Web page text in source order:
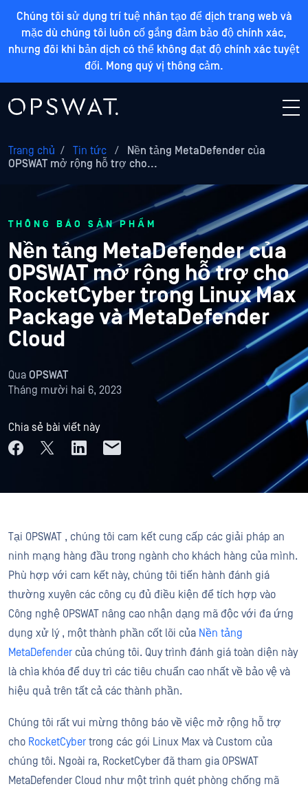
Chúng tôi sử dụng trí tuệ nhân tạo để dịch trang web và
mặc dù chúng tôi luôn cố gắng đảm bảo độ chính xác,
nhưng đôi khi bản dịch có thể không đạt độ chính xác tuyệt
đối. Mong quý vị thông cảm.
Trang chủ / Tin tức /
Nền tảng MetaDefender của
OPSWAT mở rộng hỗ trợ cho...
THÔNG BÁO SẢN PHẨM
Nền tảng MetaDefender của
OPSWAT mở rộng hỗ trợ cho
RocketCyber trong Linux Max
Package và MetaDefender
Cloud
Qua OPSWAT
Tháng mười hai 6, 2023
Chia sẻ bài viết này
Tại OPSWAT , chúng tôi cam kết cung cấp các giải pháp an
ninh mạng hàng đầu trong ngành cho khách hàng của mình.
Phù hợp với cam kết này, chúng tôi tiến hành đánh giá
thường xuyên các công cụ đủ điều kiện để tích hợp vào
Công nghệ OPSWAT nâng cao nhận dạng mã độc với đa ứng
dụng xử lý , một thành phần cốt lõi của Nền tảng
MetaDefender của chúng tôi. Quy trình đánh giá toàn diện này
là chìa khóa để duy trì các tiêu chuẩn cao nhất về bảo vệ và
hiệu quả trên tất cả các thành phần.
Chúng tôi rất vui mừng thông báo về việc mở rộng hỗ trợ
cho RocketCyber trong các gói Linux Max và Custom của
chúng tôi. Ngoài ra, RocketCyber đã tham gia OPSWAT
MetaDefender Cloud như một trình quét phòng chống mã